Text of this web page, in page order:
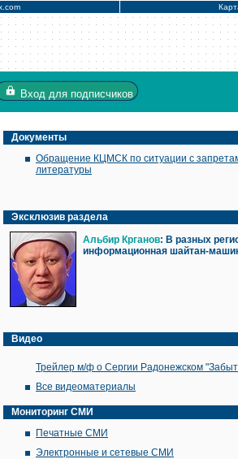
Вход для подписчиков
Документы
Обращение КЦМСК по ситуации с
литературы
Эксклюзив раздела
Альбир Крганов: В разных
информационная шайтан-
Видео
Трейлер м/ф о Сергии Радонежском
Все видеоматериалы
Мониторинг СМИ
Печатные СМИ
Электронные и сетевые СМИ